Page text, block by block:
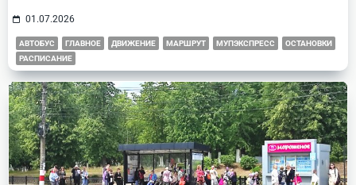
01.07.2026
АВТОБУС ГЛАВНОЕ ДВИЖЕНИЕ МАРШРУТ МУПЭКСПРЕСС
ОСТАНОВКИ
РАСПИСАНИЕ